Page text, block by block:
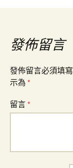
導
覽發佈留言
發佈留言必須填
示為 *
留言 *